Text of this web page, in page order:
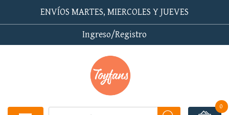
ENVÍOS MARTES, MIERCOLES Y JUEVES
Ingreso/Registro
0